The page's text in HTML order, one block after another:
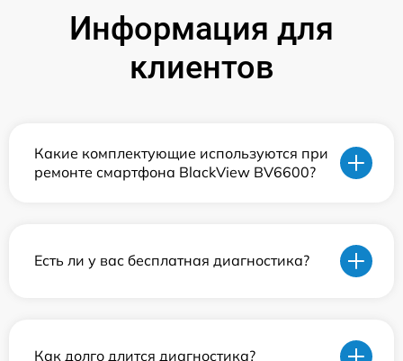
Информация для
клиентов
Какие комплектующие используются при
ремонте смартфона BlackView BV6600?
Есть ли у вас бесплатная диагностика?
Как долго длится диагностика?